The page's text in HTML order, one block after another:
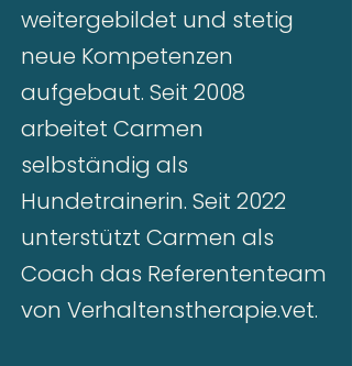
weitergebildet und stetig
neue Kompetenzen
aufgebaut. Seit 2008
arbeitet Carmen
selbständig als
Hundetrainerin. Seit 2022
unterstützt Carmen als
Coach das Referententeam
von Verhaltenstherapie.vet.